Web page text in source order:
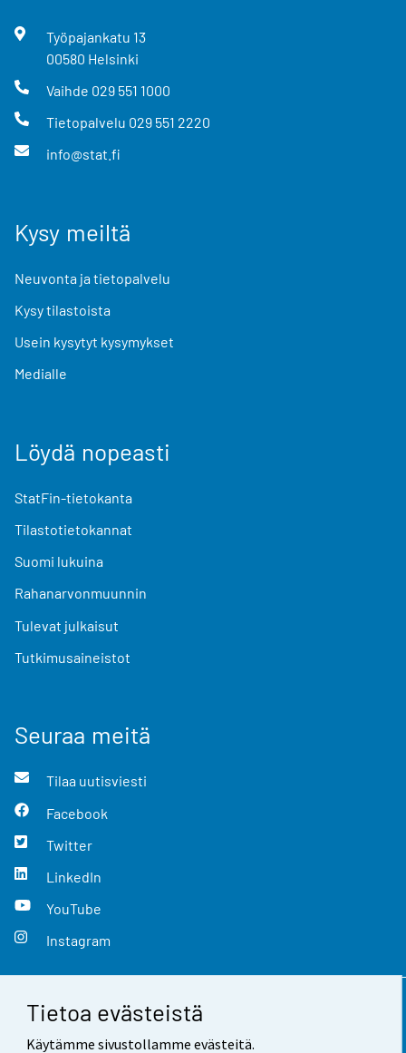
Tietoa evästeistä
Käytämme sivustollamme evästeitä.
Työpajankatu 13
00580 Helsinki
Vaihde 029 551 1000
Tietopalvelu 029 551 2220
info@stat.fi
Kysy meiltä
Neuvonta ja tietopalvelu
Kysy tilastoista
Usein kysytyt kysymykset
Medialle
Löydä nopeasti
StatFin-tietokanta
Tilastotietokannat
Suomi lukuina
Rahanarvonmuunnin
Tulevat julkaisut
Tutkimusaineistot
Seuraa meitä
Tilaa uutisviesti
Facebook
Twitter
LinkedIn
YouTube
Instagram
Yhteystiedot